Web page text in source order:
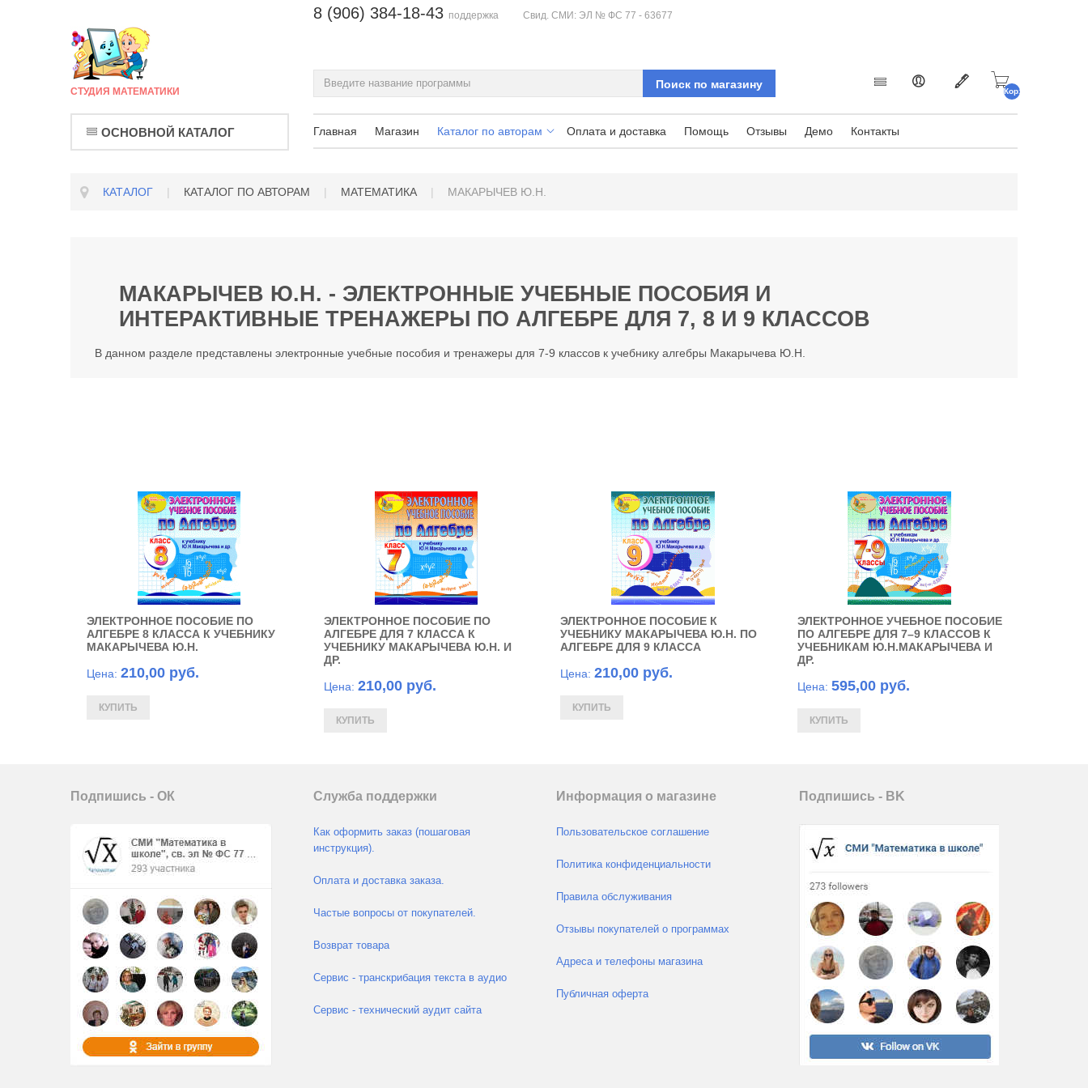
СТУДИЯ МАТЕМАТИКИ
8 (906) 384-18-43 поддержка Свид. СМИ: ЭЛ № ФС 77 - 63677
Корзина
ОСНОВНОЙ КАТАЛОГ Главная Магазин Каталог по авторам Оплата и доставка Помощь Отзывы Демо Контакты
КАТАЛОГ | КАТАЛОГ ПО АВТОРАМ | МАТЕМАТИКА | МАКАРЫЧЕВ Ю.Н.
МАКАРЫЧЕВ Ю.Н. - ЭЛЕКТРОННЫЕ УЧЕБНЫЕ ПОСОБИЯ И
ИНТЕРАКТИВНЫЕ ТРЕНАЖЕРЫ ПО АЛГЕБРЕ ДЛЯ 7, 8 И 9 КЛАССОВ
В данном разделе представлены электронные учебные пособия и тренажеры для 7-9 классов к учебнику алгебры Макарычева Ю.Н.
ЭЛЕКТРОННОЕ ПОСОБИЕ ПО
АЛГЕБРЕ 8 КЛАССА К УЧЕБНИКУ
МАКАРЫЧЕВА Ю.Н.
Цена: 210,00 руб.
ЭЛЕКТРОННОЕ ПОСОБИЕ ПО
АЛГЕБРЕ ДЛЯ 7 КЛАССА К
УЧЕБНИКУ МАКАРЫЧЕВА Ю.Н. И
ДР.
Цена: 210,00 руб.
ЭЛЕКТРОННОЕ ПОСОБИЕ К
УЧЕБНИКУ МАКАРЫЧЕВА Ю.Н. ПО
АЛГЕБРЕ ДЛЯ 9 КЛАССА
Цена: 210,00 руб.
ЭЛЕКТРОННОЕ УЧЕБНОЕ ПОСОБИЕ
ПО АЛГЕБРЕ ДЛЯ 7–9 КЛАССОВ К
УЧЕБНИКАМ Ю.Н.МАКАРЫЧЕВА И
ДР.
Цена: 595,00 руб.
Подпишись - ОК Служба поддержки
Как оформить заказ (пошаговая
инструкция).
Оплата и доставка заказа.
Частые вопросы от покупателей.
Возврат товара
Сервис - транскрибация текста в аудио
Сервис - технический аудит сайта
Информация о магазине
Пользовательское соглашение
Политика конфиденциальности
Правила обслуживания
Отзывы покупателей о программах
Адреса и телефоны магазина
Публичная оферта
Подпишись - ВK